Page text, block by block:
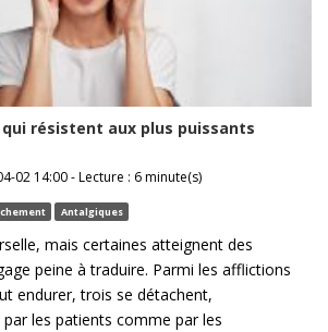
résistent aux plus puissants
02 14:00 - Lecture : 6 minute(s)
Antalgiques
mais certaines atteignent des
peine à traduire. Parmi les afflictions
endurer, trois se détachent,
les patients comme par les